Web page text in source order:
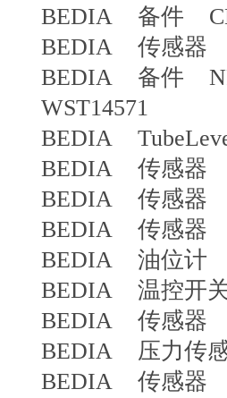
BEDIA 备件
BEDIA 传感器
BEDIA 备件
WST14571
BEDIA
BEDIA 传感器
BEDIA 传感器
BEDIA 传感器
BEDIA 油位计
BEDIA 温控开
BEDIA 传感器
BEDIA 压力传
BEDIA 传感器